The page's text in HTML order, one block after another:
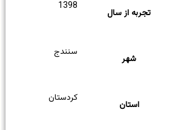
تجربه از سال
1398
شهر
سنندج
استان
کردستان